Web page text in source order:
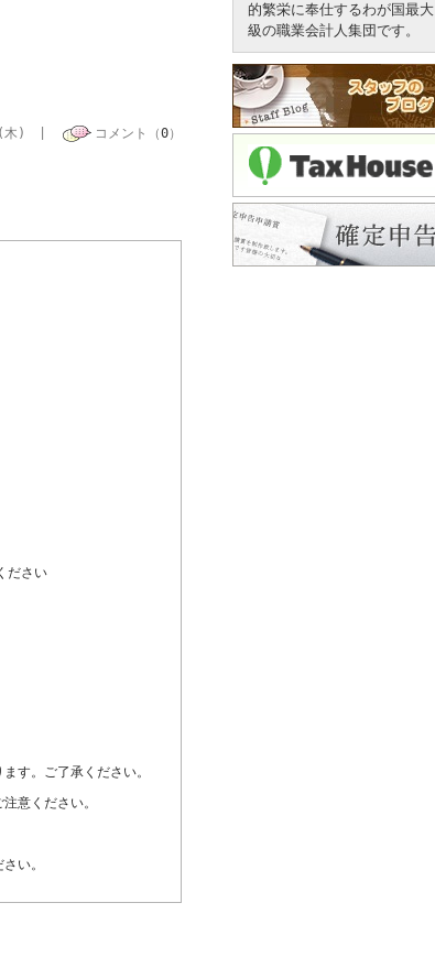
(木) | コメント（0）
ださい
す。ご了承ください。
意ください。
い。
的繁栄に奉仕するわが国最大
級の職業会計人集団です。